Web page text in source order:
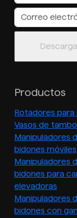
Productos
Rotadores para
Vasos de
Manipuladores
bidones móviles
Manipuladores
bidones para
elevadoras
Manipuladores
bidones con